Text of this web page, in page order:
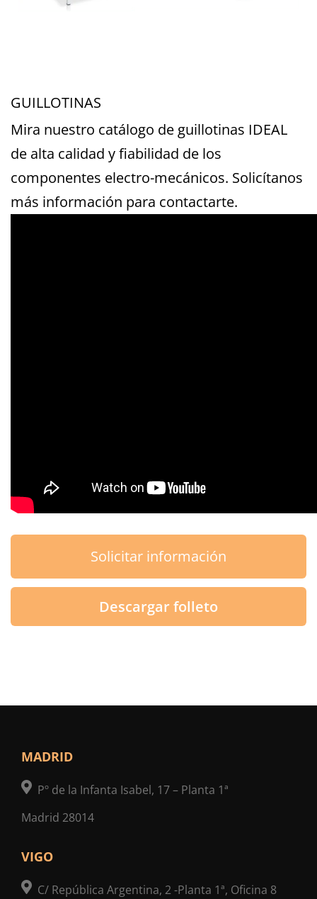
GUILLOTINAS
Mira nuestro catálogo de guillotinas IDEAL
de alta calidad y fiabilidad de los
componentes electro-mecánicos. Solicítanos
más información para contactarte.
Solicitar información
Descargar folleto
MADRID
Pº de la Infanta Isabel, 17 – Planta 1ª
Madrid 28014
VIGO
C/ República Argentina, 2 -Planta 1ª, Oficina 8